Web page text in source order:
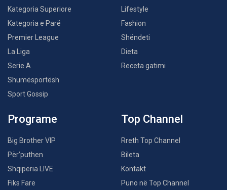
Kategoria Superiore
Kategoria e Parë
Premier League
La Liga
Serie A
Shumësportësh
Sport Gossip
Lifestyle
Fashion
Shëndeti
Dieta
Receta gatimi
Programe
Big Brother VIP
Për’puthen
Shqipëria LIVE
Fiks Fare
Top Channel
Rreth Top Channel
Bileta
Kontakt
Puno në Top Channel